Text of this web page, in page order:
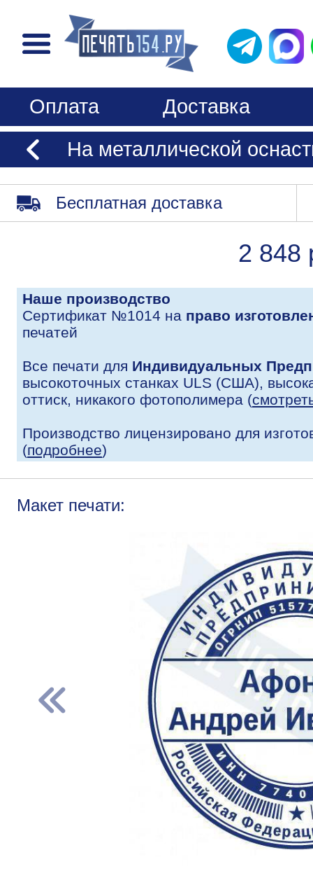
Оплата
Доставка
На металлической
Бесплатная доставка
2 848
Наше производство
Сертификат №1014 на право
печатей
Все печати для Индивидуальных
высокоточных станках ULS (США),
оттиск, никакого фотополимера (
Производство лицензировано для
(подробнее)
Макет печати: